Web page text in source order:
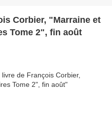
Corbier, "Marraine et
Tome 2", fin août